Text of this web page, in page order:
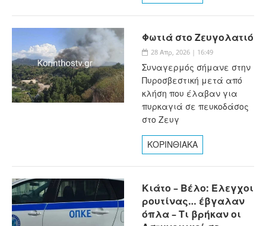
Φωτιά στο Ζευγολατιό
28 Απρ, 2026 | 16:49
Συναγερμός σήμανε στην
Πυροσβεστική μετά από
κλήση που έλαβαν για
πυρκαγιά σε πευκοδάσος
στο Ζευγ
ΚΟΡΙΝΘΙΑΚΑ
Κιάτο – Βέλο: Έλεγχοι
ρουτίνας… έβγαλαν
όπλα – Τι βρήκαν οι